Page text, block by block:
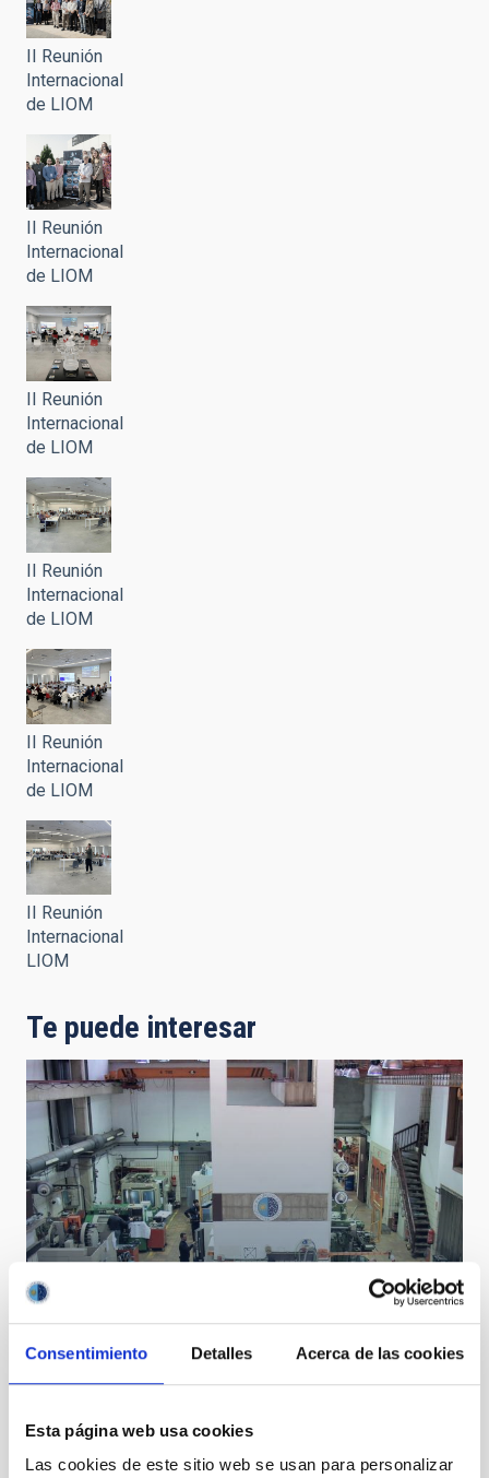
Consentimiento Detalles Acerca de las cookies
Esta página web usa cookies
Las cookies de este sitio web se usan para personalizar
II Reunión
Internacional
de LIOM
II Reunión
Internacional
de LIOM
II Reunión
Internacional
de LIOM
II Reunión
Internacional
de LIOM
II Reunión
Internacional
de LIOM
II Reunión
Internacional
LIOM
Te puede interesar